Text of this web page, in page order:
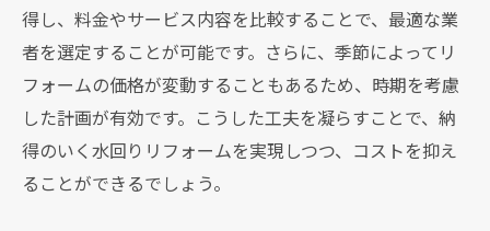
得し、料金やサービス内容を比較することで、最適な業
者を選定することが可能です。さらに、季節によってリ
フォームの価格が変動することもあるため、時期を考慮
した計画が有効です。こうした工夫を凝らすことで、納
得のいく水回りリフォームを実現しつつ、コストを抑え
ることができるでしょう。